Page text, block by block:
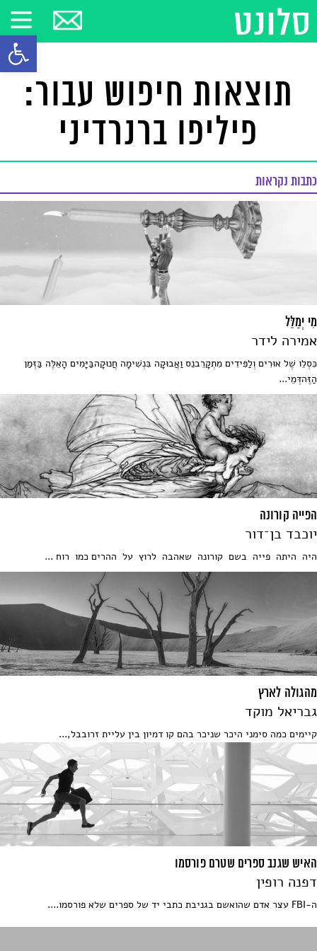
פתח
תוצאות חיפוש עבור:
פיליפו ברנרדיני
כתבות נקראות
מִי יְמַלֵּל
אמירה לידר
כִּסְלֵו שֶׁל אוּרִים וְלַפִּידִים מִתְקָרֵבנֵס וַאֲבוּקָה בִּנְשִׁימָה חֲנוּקָהבַּיָּמִים הָאֵלֶּה בַּזְּמַן
הַזֶּהדְּמֵי...
הפייה קורונה
יוכבד בן־דור
היה היתה פייה בשם קורונה שאהבה לרוץ על ההרים כמו רוח ...
מהגולה לארץ
גבריאל מוקד
קיימים כמה סימני היכר שניכר בהם קו דמיון בין עליית זרובבל,...
האיש שגנב ספרים שטרם פורסמו
דפנה רופין
ה-FBI עצר אדם שהואשם בגניבת כתבי יד של ספרים שלא פורסמו....